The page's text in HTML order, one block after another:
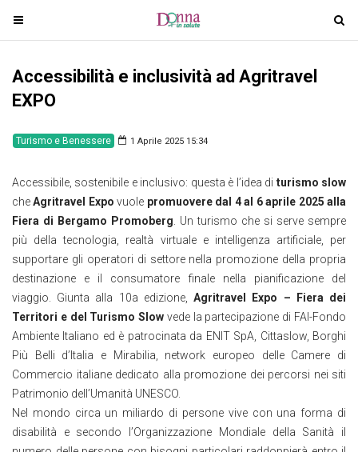
T
o
g
l
n
t
T
o
Accessibilità e inclusività ad Agritravel
EXPO
Turismo e Benessere 1 Aprile 2025 15:34
Accessibile, sostenibile e inclusivo: questa è l’idea di turismo slow
cheAgritravel Expovuole promuovere dal 4 al 6 aprile 2025 alla
Fiera di Bergamo Promoberg . Un turismo che si serve sempre
più della tecnologia, realtà virtuale e intelligenza artificiale, per
supportare gli operatori di settore nella promozione della propria
destinazione e il consumatore finale nella pianificazione del
viaggio. Giunta alla 10a edizione,
Agritravel Expo – Fiera dei
Territori e del Turismo Slow vede la partecipazione di FAI-Fondo
Ambiente Italiano ed è patrocinata da ENIT SpA, Cittaslow, Borghi
Più Belli d’Italia e Mirabilia, network europeo delle Camere di
Commercio italiane dedicato alla promozione dei percorsi nei siti
Patrimonio dell’Umanità UNESCO.
Nel mondo circa un miliardo di persone vive con una forma di
disabilità e secondo l’Organizzazione Mondiale della Sanità il